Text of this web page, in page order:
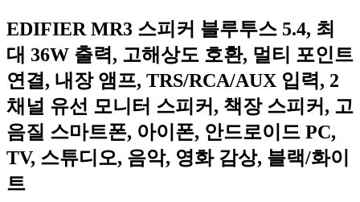
EDIFIER MR3 스피커 블루투스 5.4, 최
대 36W 출력, 고해상도 호환, 멀티 포인트
연결, 내장 앰프, TRS/RCA/AUX 입력, 2
채널 유선 모니터 스피커, 책장 스피커, 고
음질 스마트폰, 아이폰, 안드로이드 PC,
TV, 스튜디오, 음악, 영화 감상, 블랙/화이
트